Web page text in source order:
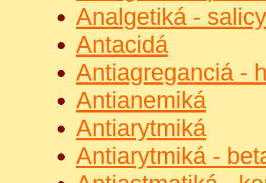
Analgetiká -
Antacidá
Antiagreganciá -
Antianemiká
Antiarytmiká
Antiarytmiká -